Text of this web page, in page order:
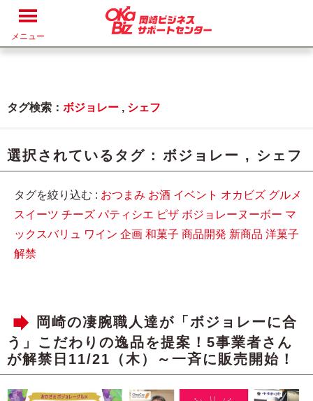
メニュー
タグ検索： ボジョレー , シェフ
選択されているタグ : ボジョレー , シェフ
タグを絞り込む : おつまみ お酒 イベント オカビズ グルメ
スイーツ チーズ パティシエ ピザ ボジョレーヌーボー マ
ックスバリュ
ワイン 企画 和菓子 商品開発 新商品 洋菓子
解禁
岡崎の凄腕職人達が「ボジョレーに合
う」こだわりの逸品を提案！5事業者さん
が解禁日11/21（木）～一斉に販売開始！